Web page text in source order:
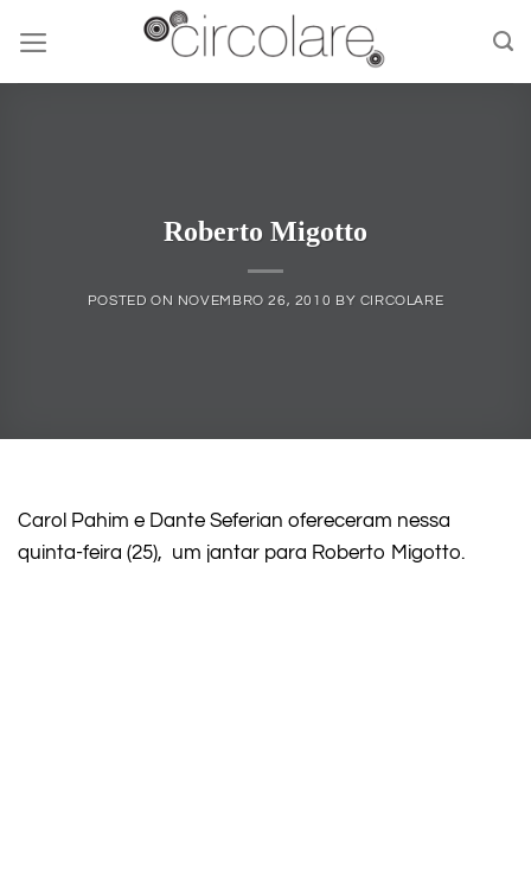
content
Roberto Migotto
POSTED ON NOVEMBRO 26, 2010 BY CIRCOLARE
Carol Pahim e Dante Seferian ofereceram nessa
quinta-feira (25), um jantar para Roberto Migotto.